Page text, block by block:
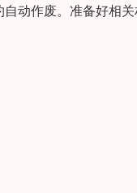
动作废。准备好相